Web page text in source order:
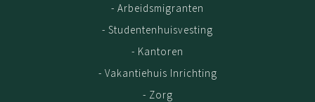
- Arbeidsmigranten
- Studentenhuisvesting
- Kantoren
- Vakantiehuis Inrichting
- Zorg